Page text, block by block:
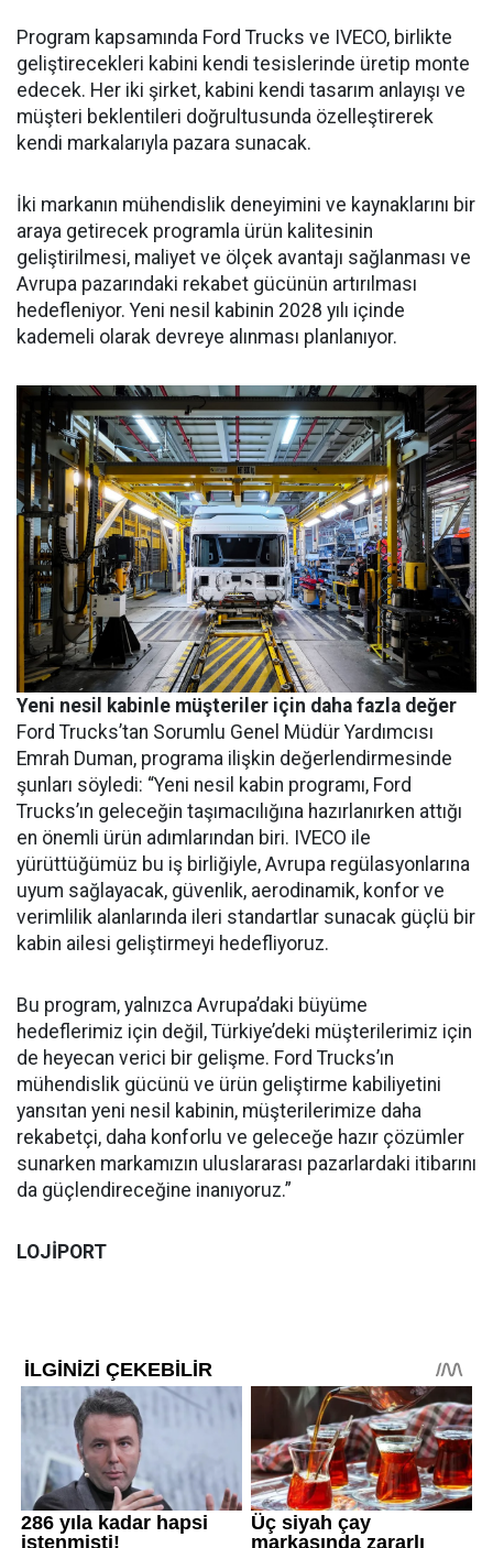
Program kapsamında Ford Trucks ve IVECO, birlikte
geliştirecekleri kabini kendi tesislerinde üretip monte
edecek. Her iki şirket, kabini kendi tasarım anlayışı ve
müşteri beklentileri doğrultusunda özelleştirerek
kendi markalarıyla pazara sunacak.
İki markanın mühendislik deneyimini ve kaynaklarını bir
araya getirecek programla ürün kalitesinin
geliştirilmesi, maliyet ve ölçek avantajı sağlanması ve
Avrupa pazarındaki rekabet gücünün artırılması
hedefleniyor. Yeni nesil kabinin 2028 yılı içinde
kademeli olarak devreye alınması planlanıyor.
Yeni nesil kabinle müşteriler için daha fazla değer
Ford Trucks’tan Sorumlu Genel Müdür Yardımcısı
Emrah Duman, programa ilişkin değerlendirmesinde
şunları söyledi: “Yeni nesil kabin programı, Ford
Trucks’ın geleceğin taşımacılığına hazırlanırken attığı
en önemli ürün adımlarından biri. IVECO ile
yürüttüğümüz bu iş birliğiyle, Avrupa regülasyonlarına
uyum sağlayacak, güvenlik, aerodinamik, konfor ve
verimlilik alanlarında ileri standartlar sunacak güçlü bir
kabin ailesi geliştirmeyi hedefliyoruz.
Bu program, yalnızca Avrupa’daki büyüme
hedeflerimiz için değil, Türkiye’deki müşterilerimiz için
de heyecan verici bir gelişme. Ford Trucks’ın
mühendislik gücünü ve ürün geliştirme kabiliyetini
yansıtan yeni nesil kabinin, müşterilerimize daha
rekabetçi, daha konforlu ve geleceğe hazır çözümler
sunarken markamızın uluslararası pazarlardaki itibarını
da güçlendireceğine inanıyoruz.”
LOJİPORT